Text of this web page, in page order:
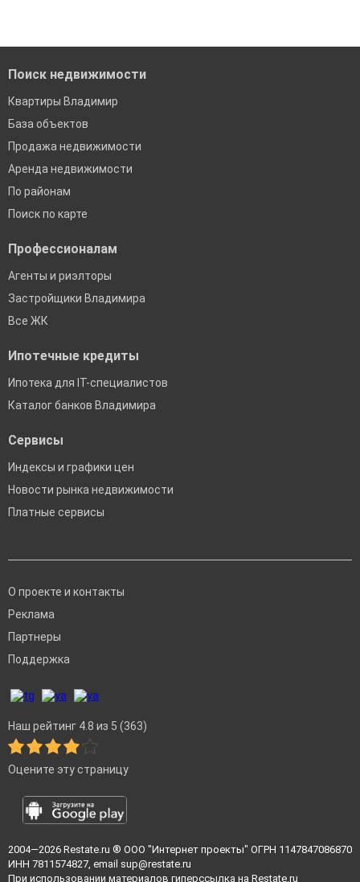
Поиск недвижимости
Квартиры Владимир
База объектов
Продажа недвижимости
Аренда недвижимости
По районам
Поиск по карте
Профессионалам
Агенты и риэлторы
Застройщики Владимира
Все ЖК
Ипотечные кредиты
Ипотека для IT-специалистов
Каталог банков Владимира
Сервисы
Индексы и графики цен
Новости рынка недвижимости
Платные сервисы
О проекте и контакты
Реклама
Партнеры
Поддержка
Наш рейтинг 4.8 из 5 (363)
Оцените эту страницу
2004—2026 Restate.ru ® ООО "Интернет проекты" ОГРН 1147847086870
ИНН 7811574827, email sup@restate.ru
При использовании материалов гиперссылка на Restate.ru